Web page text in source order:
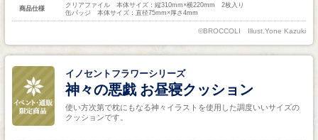
商品仕様
クリアファイル 本体サイズ：縦310mm×横220mm 2枚入り
缶バッジ 本体サイズ：直径75mm×厚さ4mm
©BROCCOLI Illust.Yone Kazuki
イノセントフラワーシリーズ
神々の悪戯 お昼寝クッション
使い方次第で枕にもなる神々イラストを使用した調度いいサイズの
クッションです。